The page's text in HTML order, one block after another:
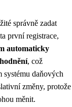
správně zadat
první registrace,
automaticky
, což
systému daňových
změny, protože
měnit.